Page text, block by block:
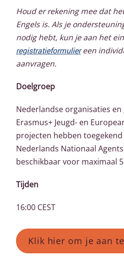
Houd er rekening mee dat
Engels is. Als je
nodig hebt, kun je aan het
registratieformuliereen
aanvragen.
Doelgroep
Nederlandse organisaties
Erasmus+ Jeugd- en
projecten hebben
Nederlands Nationaal
beschikbaar voor maximaal
Tijden
16:00 CEST
Klik hier om je aan